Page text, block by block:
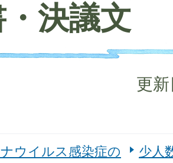
・決議文
更
ウイルス感染症の
少人